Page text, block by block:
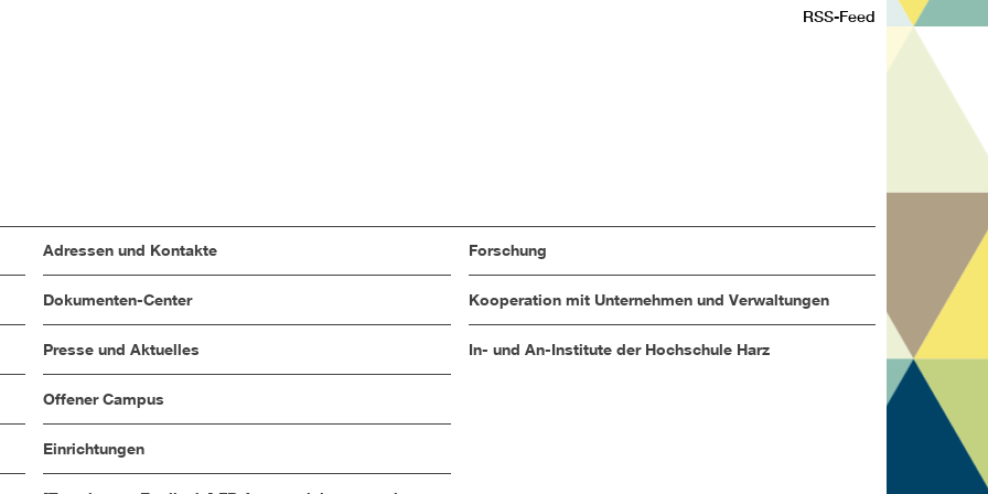
RSS-Feed
Adressen und Kontakte
Dokumenten-Center
Presse und Aktuelles
Offener Campus
Einrichtungen
Forschung
Kooperation mit Unternehmen und Verwaltungen
In- und An-Institute der Hochschule Harz